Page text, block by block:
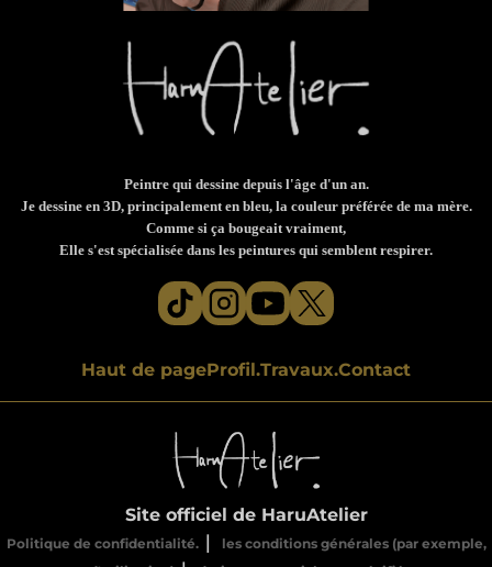
Peintre qui dessine depuis l'âge d'un an.
Je dessine en 3D, principalement en bleu, la couleur préférée de ma mère.
Comme si ça bougeait vraiment,
Elle s'est spécialisée dans les peintures qui semblent respirer.
Haut de pageProfil.Travaux.Contact
Site officiel de HaruAtelier
Politique de confidentialité.｜
les conditions générales (par exemple,